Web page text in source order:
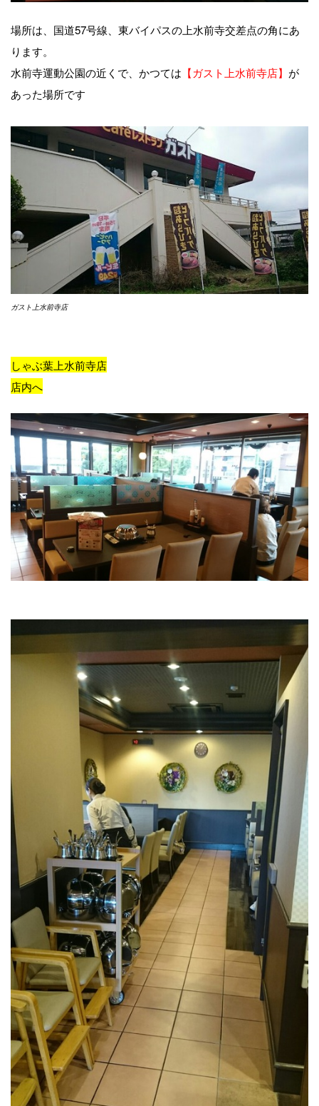
場所は、国道57号線、東バイパスの上水前寺交差点の角にあ
ります。
水前寺運動公園の近くで、かつては 【ガスト上水前寺店】 が
あった場所です
ガスト上水前寺店
しゃぶ葉上水前寺店
店内へ